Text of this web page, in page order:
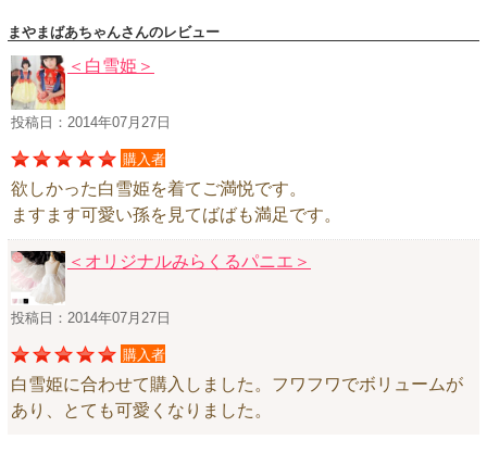
まやまばあちゃんさんのレビュー
＜白雪姫＞
投稿日：2014年07月27日
購入者
欲しかった白雪姫を着てご満悦です。
ますます可愛い孫を見てばばも満足です。
＜オリジナルみらくるパニエ＞
投稿日：2014年07月27日
購入者
白雪姫に合わせて購入しました。フワフワでボリュームが
あり、とても可愛くなりました。
返品・交換
サイズの測り方
よくあるご質問
マイページログイン